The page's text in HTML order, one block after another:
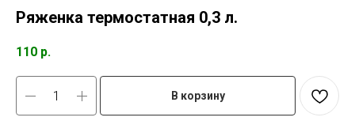
Ряженка термостатная 0,3 л.
110 р.
В корзину